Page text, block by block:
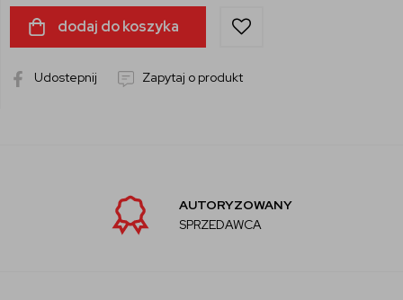
dodaj do koszyka
Udostepnij Zapytaj o produkt
AUTORYZOWANY
SPRZEDAWCA